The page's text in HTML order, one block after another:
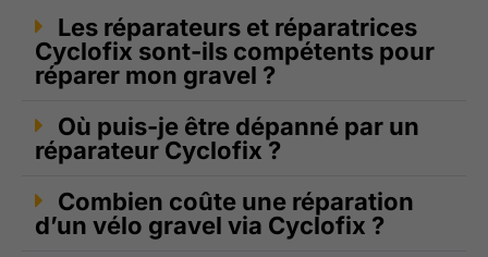
Les réparateurs et réparatrices
Cyclofix sont-ils compétents pour
réparer mon gravel ?
Où puis-je être dépanné par un
réparateur Cyclofix ?
Combien coûte une réparation
d’un vélo gravel via Cyclofix ?